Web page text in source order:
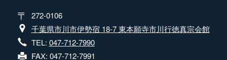
272-0106
千葉県市川市伊勢宿 18-7 東本願寺市川行徳真宗会館
TEL: 047-712-7990
FAX: 047-712-7991